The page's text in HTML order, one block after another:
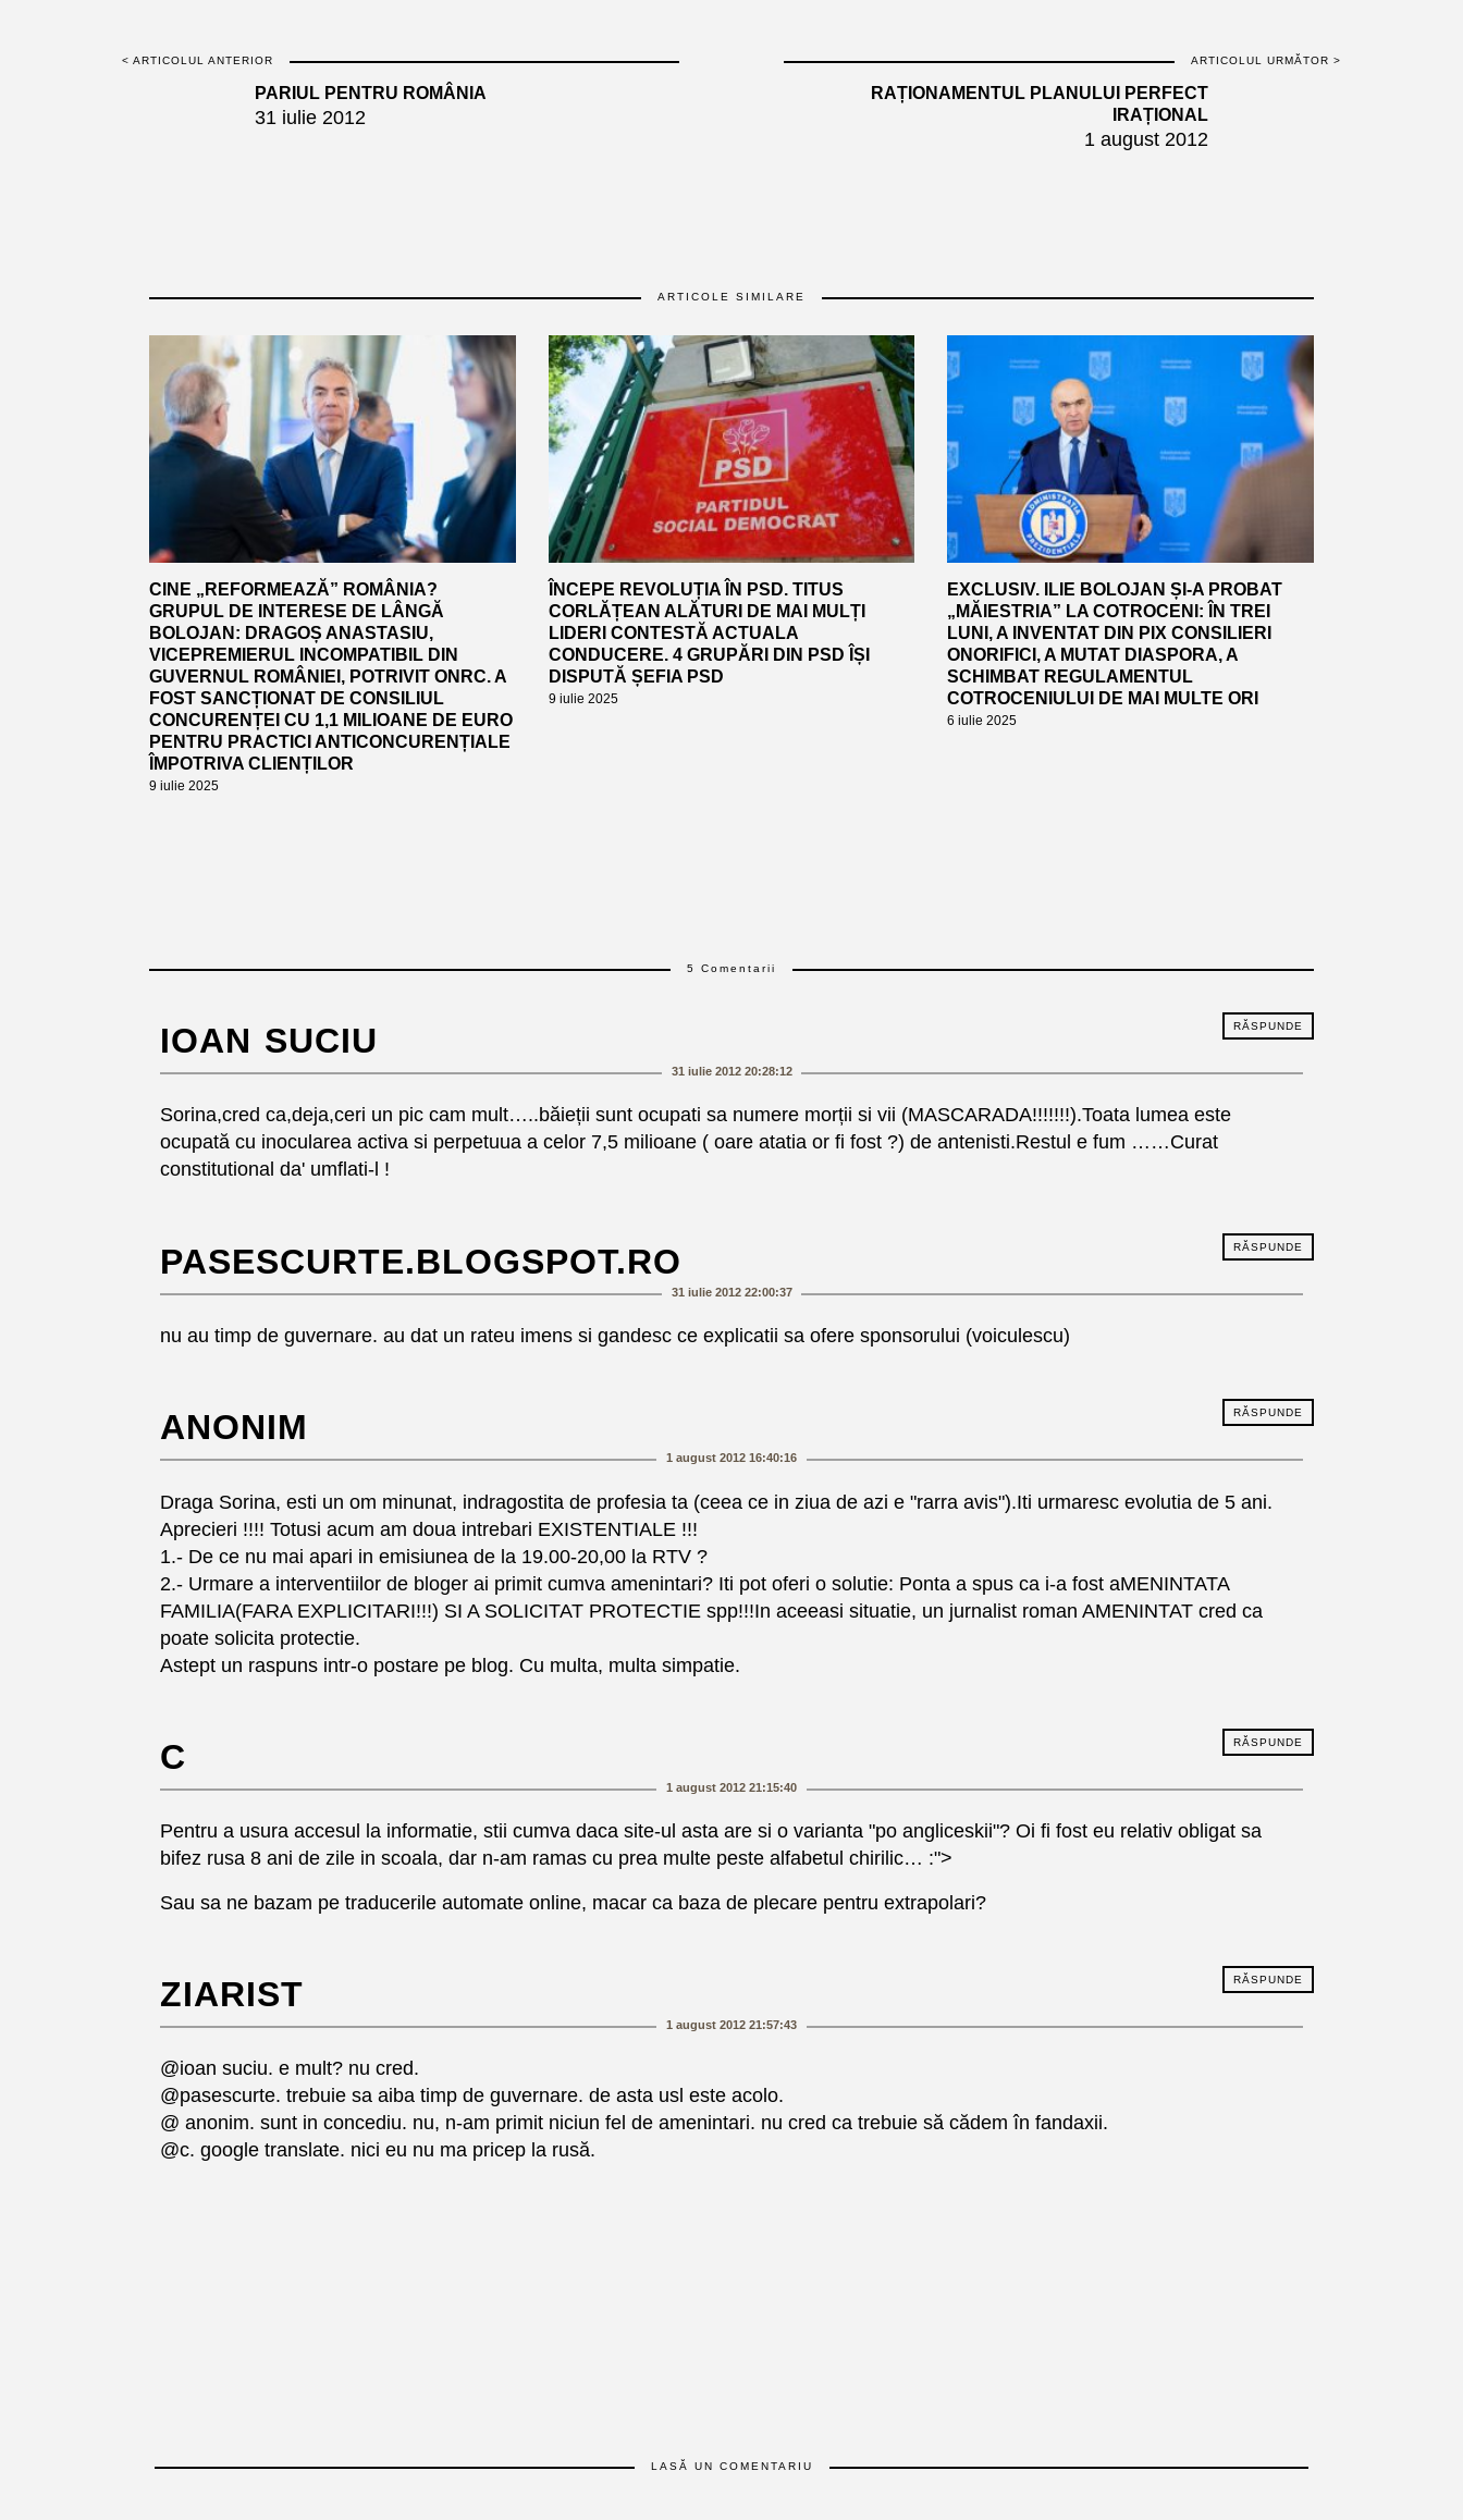
< ARTICOLUL ANTERIOR
PARIUL PENTRU ROMÂNIA
31 iulie 2012
ARTICOLUL URMĂTOR >
RAȚIONAMENTUL PLANULUI PERFECT
IRAȚIONAL
1 august 2012
ARTICOLE SIMILARE
CINE „REFORMEAZĂ” ROMÂNIA?
GRUPUL DE INTERESE DE LÂNGĂ
BOLOJAN: DRAGOȘ ANASTASIU,
VICEPREMIERUL INCOMPATIBIL DIN
GUVERNUL ROMÂNIEI, POTRIVIT ONRC. A
FOST SANCȚIONAT DE CONSILIUL
CONCURENȚEI CU 1,1 MILIOANE DE EURO
PENTRU PRACTICI ANTICONCURENȚIALE
ÎMPOTRIVA CLIENȚILOR
9 iulie 2025
ÎNCEPE REVOLUȚIA ÎN PSD. TITUS
CORLĂȚEAN ALĂTURI DE MAI MULȚI
LIDERI CONTESTĂ ACTUALA
CONDUCERE. 4 GRUPĂRI DIN PSD ÎȘI
DISPUTĂ ȘEFIA PSD
9 iulie 2025
EXCLUSIV. ILIE BOLOJAN ȘI-A PROBAT
„MĂIESTRIA” LA COTROCENI: ÎN TREI
LUNI, A INVENTAT DIN PIX CONSILIERI
ONORIFICI, A MUTAT DIASPORA, A
SCHIMBAT REGULAMENTUL
COTROCENIULUI DE MAI MULTE ORI
6 iulie 2025
5 Comentarii
RĂSPUNDE
IOAN SUCIU
31 iulie 2012 20:28:12
Sorina,cred ca,deja,ceri un pic cam mult…..băieții sunt ocupati sa numere morții si vii (MASCARADA!!!!!!!).Toata lumea este
ocupată cu inocularea activa si perpetuua a celor 7,5 milioane ( oare atatia or fi fost ?) de antenisti.Restul e fum ……Curat
constitutional da' umflati-l !
RĂSPUNDE
PASESCURTE.BLOGSPOT.RO
31 iulie 2012 22:00:37
nu au timp de guvernare. au dat un rateu imens si gandesc ce explicatii sa ofere sponsorului (voiculescu)
RĂSPUNDE
ANONIM
1 august 2012 16:40:16
Draga Sorina, esti un om minunat, indragostita de profesia ta (ceea ce in ziua de azi e "rarra avis").Iti urmaresc evolutia de 5 ani.
Aprecieri !!!! Totusi acum am doua intrebari EXISTENTIALE !!!
1.- De ce nu mai apari in emisiunea de la 19.00-20,00 la RTV ?
2.- Urmare a interventiilor de bloger ai primit cumva amenintari? Iti pot oferi o solutie: Ponta a spus ca i-a fost aMENINTATA
FAMILIA(FARA EXPLICITARI!!!) SI A SOLICITAT PROTECTIE spp!!!In aceeasi situatie, un jurnalist roman AMENINTAT cred ca
poate solicita protectie.
Astept un raspuns intr-o postare pe blog. Cu multa, multa simpatie.
RĂSPUNDE
C
1 august 2012 21:15:40
Pentru a usura accesul la informatie, stii cumva daca site-ul asta are si o varianta "po angliceskii"? Oi fi fost eu relativ obligat sa
bifez rusa 8 ani de zile in scoala, dar n-am ramas cu prea multe peste alfabetul chirilic… :">
Sau sa ne bazam pe traducerile automate online, macar ca baza de plecare pentru extrapolari?
RĂSPUNDE
ZIARIST
1 august 2012 21:57:43
@ioan suciu. e mult? nu cred.
@pasescurte. trebuie sa aiba timp de guvernare. de asta usl este acolo.
@ anonim. sunt in concediu. nu, n-am primit niciun fel de amenintari. nu cred ca trebuie să cădem în fandaxii.
@c. google translate. nici eu nu ma pricep la rusă.
LASĂ UN COMENTARIU